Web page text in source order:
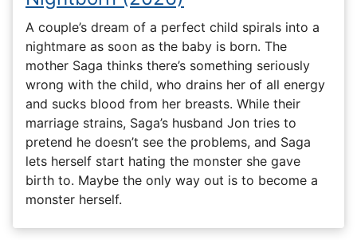
A couple’s dream of a perfect child spirals into a
nightmare as soon as the baby is born. The
mother Saga thinks there’s something seriously
wrong with the child, who drains her of all energy
and sucks blood from her breasts. While their
marriage strains, Saga’s husband Jon tries to
pretend he doesn’t see the problems, and Saga
lets herself start hating the monster she gave
birth to. Maybe the only way out is to become a
monster herself.